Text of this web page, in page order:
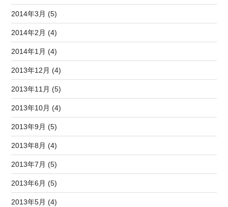
2014年3月 (5)
2014年2月 (4)
2014年1月 (4)
2013年12月 (4)
2013年11月 (5)
2013年10月 (4)
2013年9月 (5)
2013年8月 (4)
2013年7月 (5)
2013年6月 (5)
2013年5月 (4)